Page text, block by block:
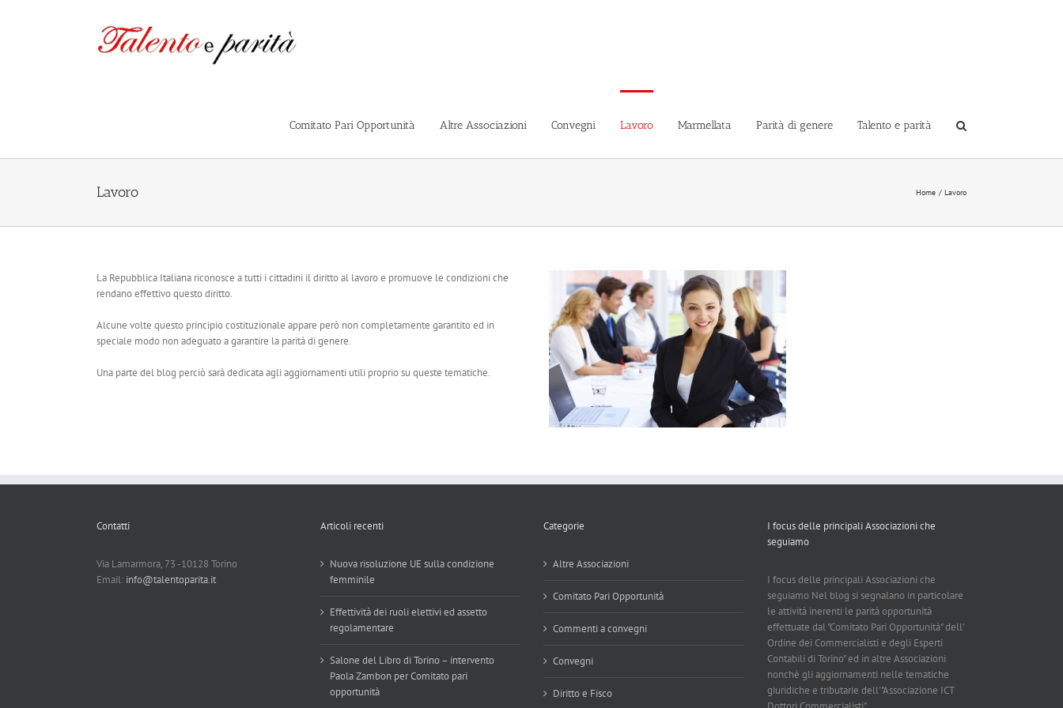
Comitato Pari Opportunità Altre Associazioni Convegni Lavoro Marmellata Parità di genere Talento e parità
Lavoro Home Lavoro
La Repubblica Italiana riconosce a tutti i cittadini il diritto al lavoro e promuove le condizioni che
rendano effettivo questo diritto.
Alcune volte questo principio costituzionale appare però non completamente garantito ed in
speciale modo non adeguato a garantire la parità di genere.
Una parte del blog perciò sarà dedicata agli aggiornamenti utili proprio su queste tematiche.
Contatti
Via Lamarmora, 73 -10128 Torino
Email: info@talentoparita.it
Articoli recenti
Nuova risoluzione UE sulla condizione
femminile
Effettività dei ruoli elettivi ed assetto
regolamentare
Salone del Libro di Torino – intervento
Paola Zambon per Comitato pari
opportunità
Categorie
Altre Associazioni
Comitato Pari Opportunità
Commenti a convegni
Convegni
Diritto e Fisco
I focus delle principali Associazioni che
seguiamo
I focus delle principali Associazioni che
seguiamo Nel blog si segnalano in particolare
le attività inerenti le parità opportunità
effettuate dal "Comitato Pari Opportunità" dell'
Ordine dei Commercialisti e degli Esperti
Contabili di Torino" ed in altre Associazioni
nonchè gli aggiornamenti nelle tematiche
giuridiche e tributarie dell'"Associazione ICT